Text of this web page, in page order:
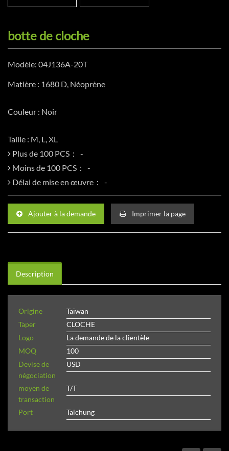
botte de cloche
Modèle: 04J136A-20T
Matière : 1680 D, Néoprène
Couleur : Noir
Taille : M, L, XL
Plus de 100 PCS：
Moins de 100 PCS：
Délai de mise en œuvre：
Ajouter à la demande Imprimer la page
Description
Origine
Taïwan
Taper
CLOCHE
Logo
La demande de la clientèle
MOQ
100
Devise de
négociation
USD
moyen de
transaction
T/T
Port Taichung